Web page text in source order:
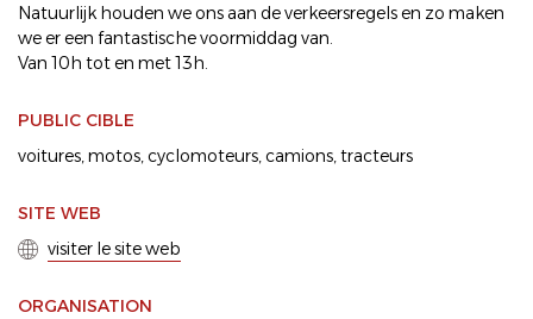
Natuurlijk houden we ons aan de verkeersregels en zo maken
we er een fantastische voormiddag van.
Van 10h tot en met 13h.
PUBLIC CIBLE
voitures motos cyclomoteurs camions tracteurs
SITE WEB
visiter le site web
ORGANISATION